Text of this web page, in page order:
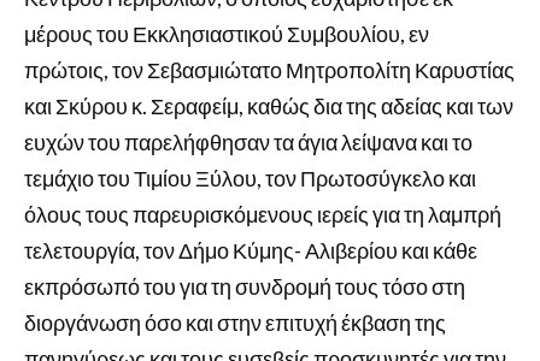
μέρους του Εκκλησιαστικού Συμβουλίου, εν
πρώτοις, τον Σεβασμιώτατο Μητροπολίτη Καρυστίας
και Σκύρου κ. Σεραφείμ, καθώς δια της αδείας και των
ευχών του παρελήφθησαν τα άγια λείψανα και το
τεμάχιο του Τιμίου Ξύλου, τον Πρωτοσύγκελο και
όλους τους παρευρισκόμενους ιερείς για τη λαμπρή
τελετουργία, τον Δήμο Κύμης- Αλιβερίου και κάθε
εκπρόσωπό του για τη συνδρομή τους τόσο στη
διοργάνωση όσο και στην επιτυχή έκβαση της